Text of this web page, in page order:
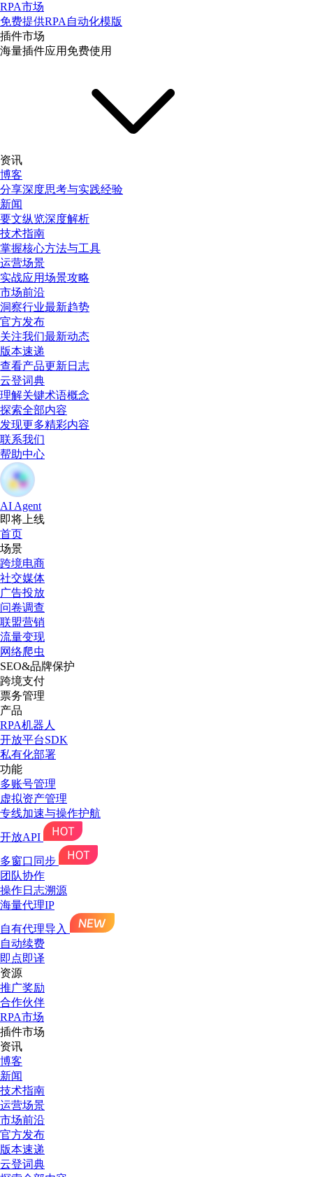
RPA市场
免费提供RPA自动化模版
插件市场
海量插件应用免费使用
资讯
博客
分享深度思考与实践经验
新闻
要文纵览深度解析
技术指南
掌握核心方法与工具
运营场景
实战应用场景攻略
市场前沿
洞察行业最新趋势
官方发布
关注我们最新动态
版本速递
查看产品更新日志
云登词典
理解关键术语概念
探索全部内容
发现更多精彩内容
联系我们
帮助中心
AI Agent
即将上线
首页
场景
跨境电商
社交媒体
广告投放
问卷调查
联盟营销
流量变现
网络爬虫
SEO&品牌保护
跨境支付
票务管理
产品
RPA机器人
开放平台SDK
私有化部署
功能
多账号管理
虚拟资产管理
专线加速与操作护航
开放API
多窗口同步
团队协作
操作日志溯源
海量代理IP
自有代理导入
自动续费
即点即译
资源
推广奖励
合作伙伴
RPA市场
插件市场
资讯
博客
新闻
技术指南
运营场景
市场前沿
官方发布
版本速递
云登词典